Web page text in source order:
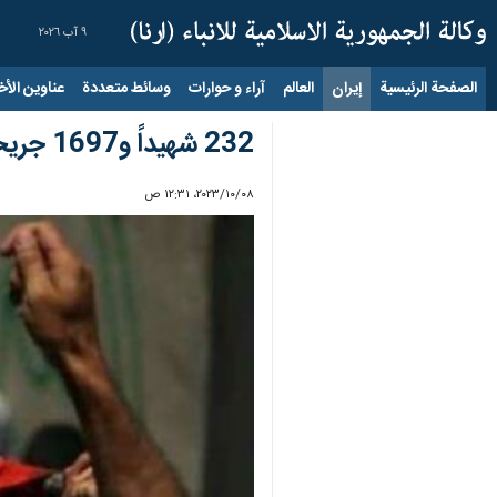
٩ آب ٢٠٢٦
الصفحة الرئيسية إيران العالم آراء و حوارات وسائط متعددة عناوين
232 شهيداً و1697 جريحاً جراء عدوان الاحتلال على غزة
٠٨‏/١٠‏/٢٠٢٣، ١٢:٣١ ص